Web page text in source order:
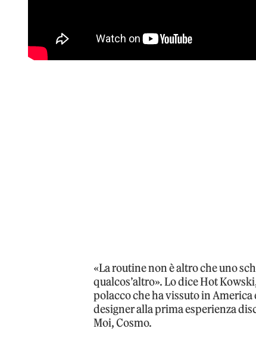
«La routine non è altro che uno
qualcos’altro». Lo dice Hot
polacco che ha vissuto in
designer alla prima esperienza
Moi, Cosmo.